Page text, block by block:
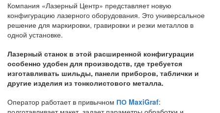
Компания «Лазерный Центр» представляет новую
конфигурацию лазерного оборудования. Это универсальное
решение для маркировки, гравировки и резки металлов в
одной установке.
Лазерный станок в этой расширенной конфигурации
особенно удобен для производств, где требуется
изготавливать шильды, панели приборов, таблички и
другие изделия из тонколистового металла.
Оператор работает в привычном ПО MaxiGraf: